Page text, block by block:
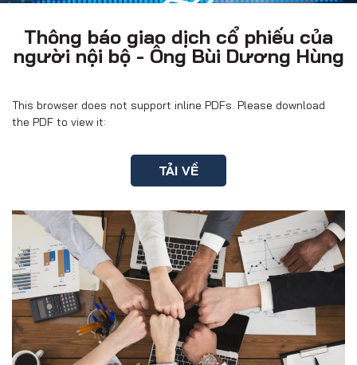
Thông báo giao dịch cổ phiếu của
người nội bộ - Ông Bùi Dương Hùng
This browser does not support inline PDFs. Please download
the PDF to view it:
TẢI VỀ